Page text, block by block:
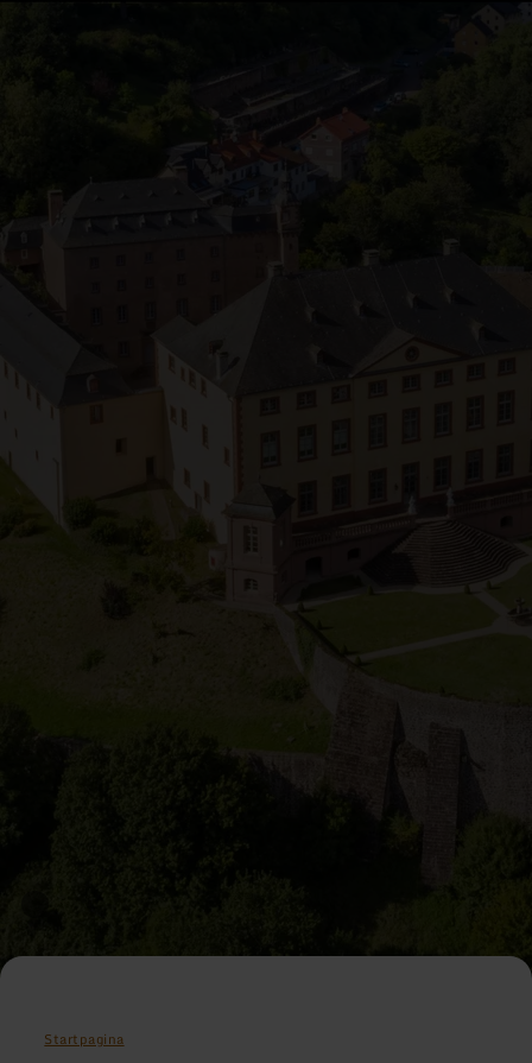
Startpagina